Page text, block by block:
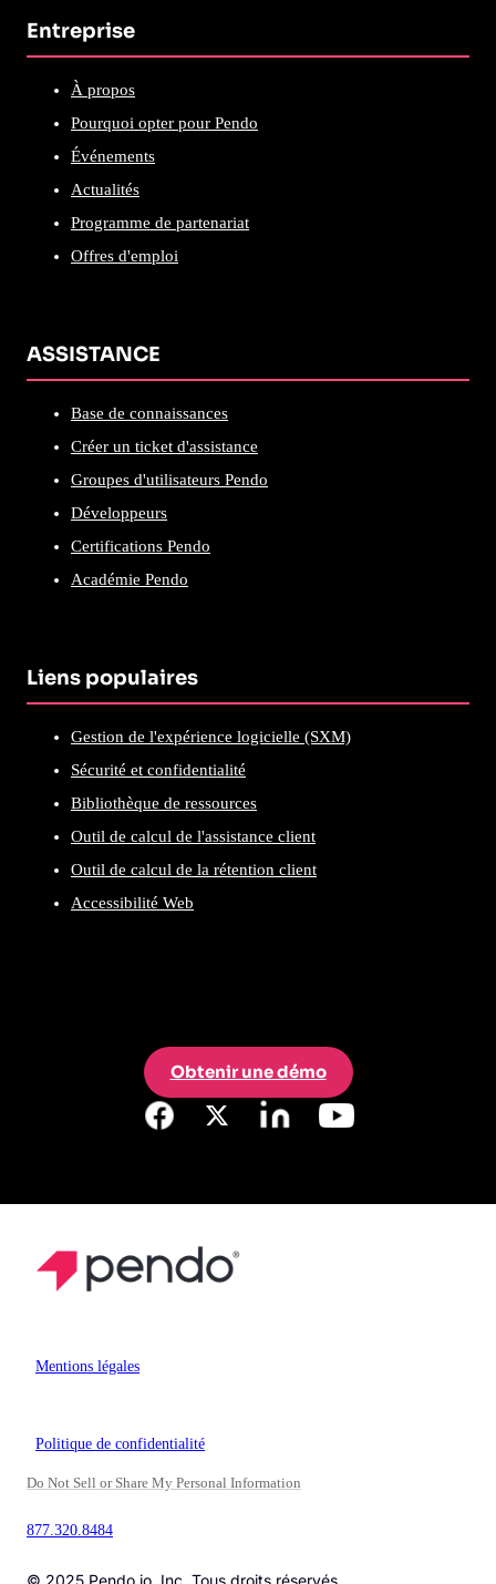
Entreprise
À propos
Pourquoi opter pour Pendo
Événements
Actualités
Programme de partenariat
Offres d'emploi
ASSISTANCE
Base de connaissances
Créer un ticket d'assistance
Groupes d'utilisateurs Pendo
Développeurs
Certifications Pendo
Académie Pendo
Liens populaires
Gestion de l'expérience logicielle (SXM)
Sécurité et confidentialité
Bibliothèque de ressources
Outil de calcul de l'assistance client
Outil de calcul de la rétention client
Accessibilité Web
Obtenir une démo
Mentions légales
Politique de confidentialité
Do Not Sell or Share My Personal Information
877.320.8484